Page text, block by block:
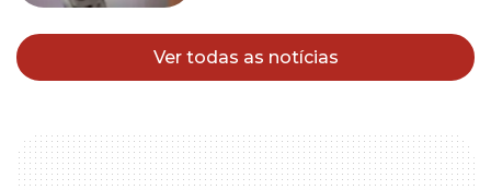
Ver todas as notícias